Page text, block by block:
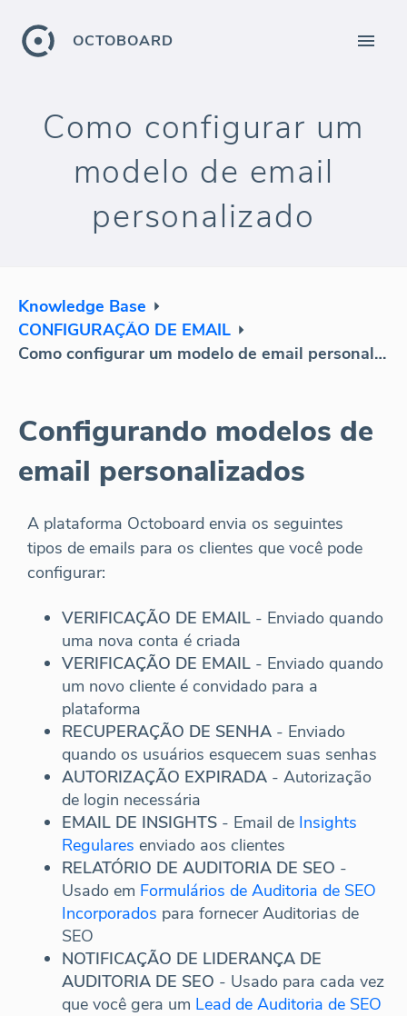
OCTOBOARD
Como configurar um
modelo de email
personalizado
Knowledge Base
CONFIGURAÇÃO DE EMAIL
Como configurar um modelo de email personalizado
Configurando modelos de
email personalizados
A plataforma Octoboard envia os seguintes
tipos de emails para os clientes que você pode
configurar:
VERIFICAÇÃO DE EMAIL - Enviado quando
uma nova conta é criada
VERIFICAÇÃO DE EMAIL - Enviado quando
um novo cliente é convidado para a
plataforma
RECUPERAÇÃO DE SENHA - Enviado
quando os usuários esquecem suas senhas
AUTORIZAÇÃO EXPIRADA - Autorização
de login necessária
EMAIL DE INSIGHTS - Email de Insights
Regulares enviado aos clientes
RELATÓRIO DE AUDITORIA DE SEO -
Usado em Formulários de Auditoria de SEO
Incorporados para fornecer Auditorias de
SEO
NOTIFICAÇÃO DE LIDERANÇA DE
AUDITORIA DE SEO - Usado para cada vez
que você gera um Lead de Auditoria de SEO